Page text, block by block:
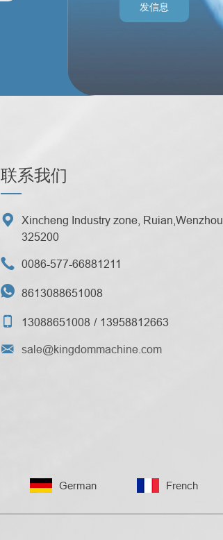
发信息
联系我们

Xincheng Industry zone,
325200
 0086-577-66881211
 8613088651008
 13088651008 13958812663
 sale@kingdommachine.com
German French